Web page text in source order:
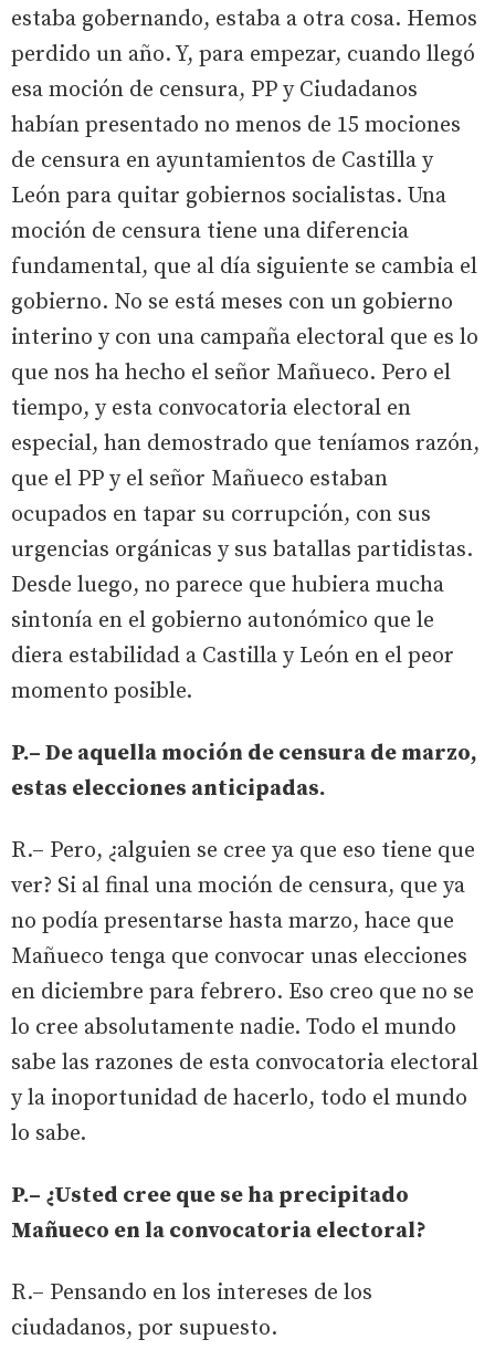
estaba gobernando, estaba a otra cosa. Hemos
perdido un año. Y, para empezar, cuando llegó
esa moción de censura, PP y Ciudadanos
habían presentado no menos de 15 mociones
de censura en ayuntamientos de Castilla y
León para quitar gobiernos socialistas. Una
moción de censura tiene una diferencia
fundamental, que al día siguiente se cambia el
gobierno. No se está meses con un gobierno
interino y con una campaña electoral que es lo
que nos ha hecho el señor Mañueco. Pero el
tiempo, y esta convocatoria electoral en
especial, han demostrado que teníamos razón,
que el PP y el señor Mañueco estaban
ocupados en tapar su corrupción, con sus
urgencias orgánicas y sus batallas partidistas.
Desde luego, no parece que hubiera mucha
sintonía en el gobierno autonómico que le
diera estabilidad a Castilla y León en el peor
momento posible.
P.– De aquella moción de censura de marzo,
estas elecciones anticipadas.
R.– Pero, ¿alguien se cree ya que eso tiene que
ver? Si al final una moción de censura, que ya
no podía presentarse hasta marzo, hace que
Mañueco tenga que convocar unas elecciones
en diciembre para febrero. Eso creo que no se
lo cree absolutamente nadie. Todo el mundo
sabe las razones de esta convocatoria electoral
y la inoportunidad de hacerlo, todo el mundo
lo sabe.
P.– ¿Usted cree que se ha precipitado
Mañueco en la convocatoria electoral?
R.– Pensando en los intereses de los
ciudadanos, por supuesto.